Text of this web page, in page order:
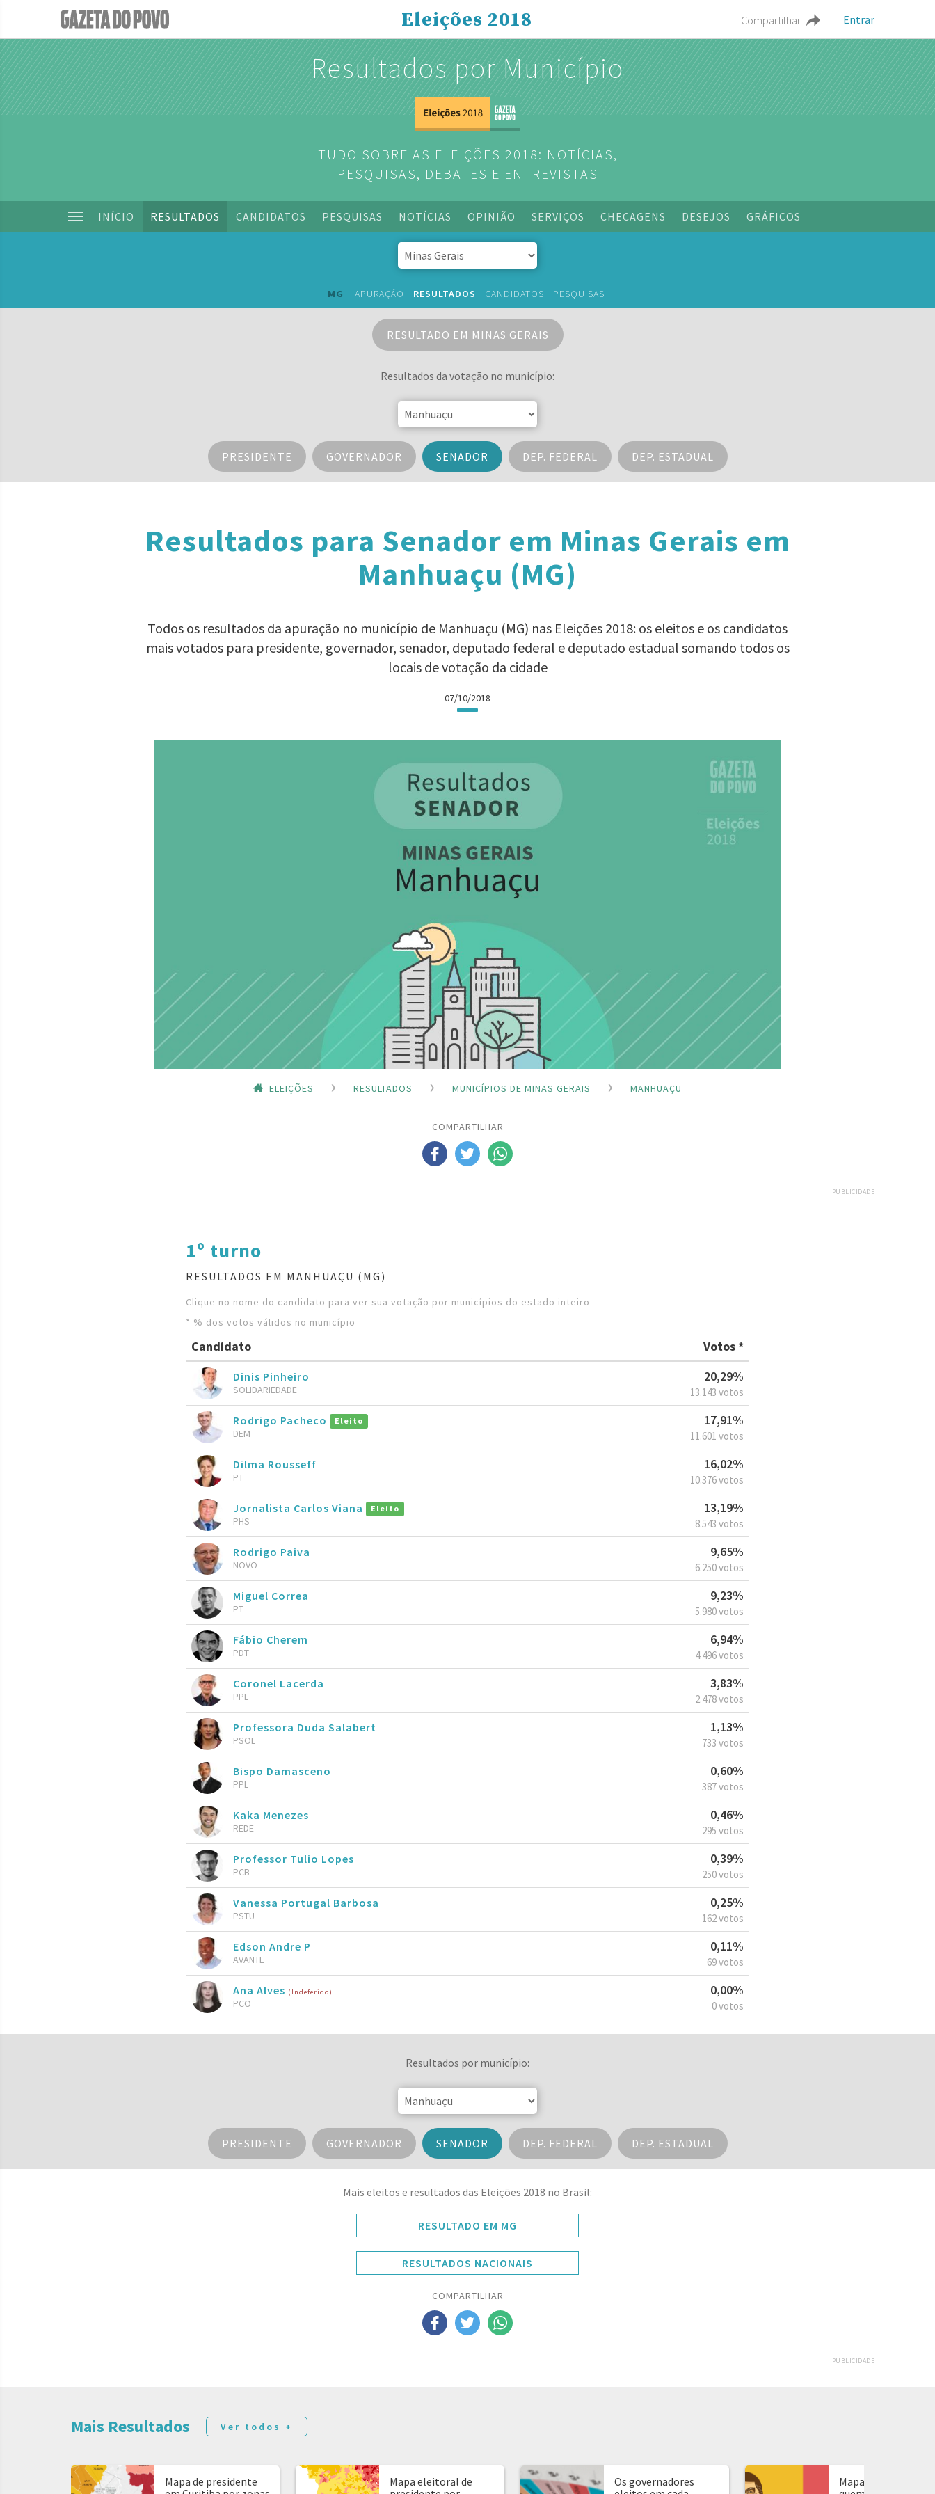
Compartilhar Entrar
Eleições 2018
Resultados por Município
TUDO SOBRE AS ELEIÇÕES 2018: NOTÍCIAS,
PESQUISAS, DEBATES E ENTREVISTAS
INÍCIO RESULTADOS CANDIDATOS PESQUISAS NOTÍCIAS OPINIÃO SERVIÇOS CHECAGENS DESEJOS GRÁFICOS
MG APURAÇÃO RESULTADOS CANDIDATOS PESQUISAS
RESULTADO EM MINAS GERAIS
Resultados da votação no município:
PRESIDENTE GOVERNADOR SENADOR DEP. FEDERAL DEP. ESTADUAL
Resultados para Senador em Minas Gerais em
Manhuaçu (MG)
Todos os resultados da apuração no município de Manhuaçu (MG) nas Eleições 2018: os eleitos e os candidatos
mais votados para presidente, governador, senador, deputado federal e deputado estadual somando todos os
locais de votação da cidade
07/10/2018
ELEIÇÕES RESULTADOS MUNICÍPIOS DE MINAS GERAIS MANHUAÇU
COMPARTILHAR
PUBLICIDADE
1º turno
RESULTADOS EM MANHUAÇU (MG)
Clique no nome do candidato para ver sua votação por municípios do estado inteiro
* % dos votos válidos no município
Candidato Votos *
Dinis Pinheiro
SOLIDARIEDADE
20,29%
13.143 votos
Rodrigo Pacheco Eleito
DEM
17,91%
11.601 votos
Dilma Rousseff
PT
16,02%
10.376 votos
Jornalista Carlos Viana Eleito
PHS
13,19%
8.543 votos
Rodrigo Paiva
NOVO
9,65%
6.250 votos
Miguel Correa
PT
9,23%
5.980 votos
Fábio Cherem
PDT
6,94%
4.496 votos
Coronel Lacerda
PPL
3,83%
2.478 votos
Professora Duda Salabert
PSOL
1,13%
733 votos
Bispo Damasceno
PPL
0,60%
387 votos
Kaka Menezes
REDE
0,46%
295 votos
Professor Tulio Lopes
PCB
0,39%
250 votos
Vanessa Portugal Barbosa
PSTU
0,25%
162 votos
Edson Andre P
AVANTE
0,11%
69 votos
Ana Alves (Indeferido)
PCO
0,00%
0 votos
Resultados por município:
PRESIDENTE GOVERNADOR SENADOR DEP. FEDERAL DEP. ESTADUAL
Mais eleitos e resultados das Eleições 2018 no Brasil:
RESULTADO EM MG
RESULTADOS NACIONAIS
COMPARTILHAR
PUBLICIDADE
Mais Resultados Ver todos +
Mapa de presidente
Mapa eleitoral de
Os governadores
Mapa de presidente: